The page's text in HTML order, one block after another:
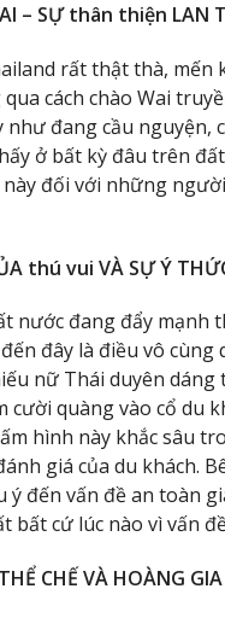
– SỰ thân thiện LAN
rất thật thà, mến
cách chào Wai
như đang cầu
ở bất kỳ đâu trên
đối với những
thú vui VÀ SỰ Ý
nước đang đẩy mạnh
đây là điều vô
nữ Thái duyên
cười quàng vào cổ du
hình này khắc sâu
giá của du khách.
ý đến vấn đề an toàn
bất cứ lúc nào vì vấn
CHẾ VÀ HOÀNG